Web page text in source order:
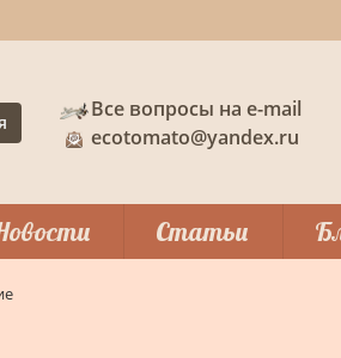
Все вопросы на e-mail
ecotomato@yandex.ru
Статьи